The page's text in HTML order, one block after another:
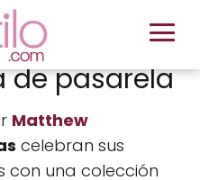
de pasarela
Matthew
celebran sus
con una colección